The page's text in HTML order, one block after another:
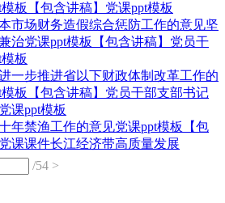
板【包含讲稿】党课ppt模板
市场财务造假综合惩防工作的意见坚
治党课ppt模板【包含讲稿】党员干
板
一步推进省以下财政体制改革工作的
板【包含讲稿】党员干部支部书记
课ppt模板
年禁渔工作的意见党课ppt模板【包
课课件长江经济带高质量发展
/54 >